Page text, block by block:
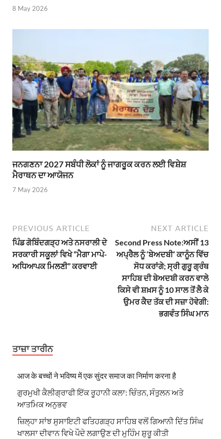
8 May 2026
ਜਨਗਣਨਾ 2027 ਸਬੰਧੀ ਲੋਕਾਂ ਨੂੰ ਜਾਗਰੂਕ ਕਰਨ ਲਈ ਵਿਸ਼ੇਸ਼
ਮੈਰਾਥਨ ਦਾ ਆਯੋਜਨ
7 May 2026
PREVIOUS ARTICLE
ਪਿੰਡ ਗੋਬਿੰਦਗੜ੍ਹ ਅਤੇ ਨਸਰਾਲੀ ਦੇ
ਸਰਕਾਰੀ ਸਕੂਲਾਂ ਵਿਖੇ “ਮੈਗਾ ਮਾਪੇ-
ਅਧਿਆਪਕ ਮਿਲਣੀ” ਕਰਵਾਈ
NEXT ARTICLE
Second Press Note:ਅਸੀਂ 13
ਅਪ੍ਰੈਲ ਨੂੰ ‘ਬੇਅਦਬੀ’ ਕਾਨੂੰਨ ਵਿੱਚ
ਸੋਧ ਕਰਾਂਗੇ; ਸ੍ਰੀ ਗੁਰੂ ਗ੍ਰੰਥ
ਸਾਹਿਬ ਦੀ ਬੇਅਦਬੀ ਕਰਨ ਵਾਲੇ
ਕਿਸੇ ਵੀ ਸ਼ਖ਼ਸ ਨੂੰ 10 ਸਾਲ ਤੋਂ ਲੈ ਕੇ
ਉਮਰ ਕੈਦ ਤੱਕ ਦੀ ਸਜ਼ਾ ਹੋਵੇਗੀ:
ਭਗਵੰਤ ਸਿੰਘ ਮਾਨ
ਤਾਜ਼ਾ ਤਾਰੀਨ
आज के बच्चों ने भविष्य में एक सुंदर समाज का निर्माण करना है
ਗੁਰਮੁਖੀ ਕੈਲੀਗ੍ਰਾਫੀ ਇੱਕ ਰੂਹਾਨੀ ਕਲਾ: ਚਿੰਤਨ, ਸੰਤੁਲਨ ਅਤੇ
ਆਤਮਿਕ ਅਨੁਭਵ
ਜ਼ਿਲ੍ਹਾ ਸਾਂਝ ਸੁਸਾਇਟੀ ਫਤਿਹਗੜ੍ਹ ਸਾਹਿਬ ਵਲੋਂ ਗਿਆਨੀ ਦਿੱਤ ਸਿੰਘ
ਖਾਲਸਾ ਦੀਵਾਨ ਵਿਖੇ ਪੌਦੇ ਲਗਾਉਣ ਦੀ ਮੁਹਿੰਮ ਸ਼ੁਰੂ ਕੀਤੀ